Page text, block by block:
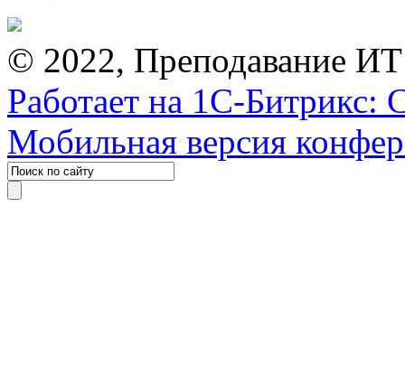
© 2022, Преподавание
Работает на 1С-Битрикс:
Мобильная версия